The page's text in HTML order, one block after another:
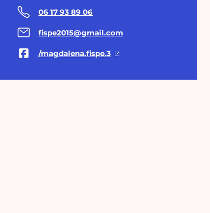
06 17 93 89 06
fispe2015@gmail.com
/magdalena.fispe.3